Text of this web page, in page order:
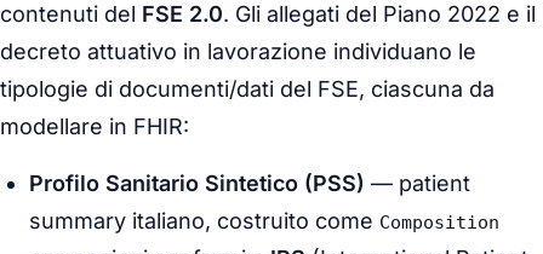
contenuti del FSE 2.0. Gli allegati del Piano 2022 e il
decreto attuativo in lavorazione individuano le
tipologie di documenti/dati del FSE, ciascuna da
modellare in FHIR:
Profilo Sanitario Sintetico (PSS) — patient
summary italiano, costruito come Composition